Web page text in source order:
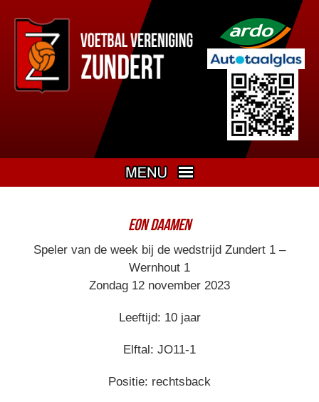
EON DAAMEN
Speler van de week bij de wedstrijd Zundert 1 –
Wernhout 1
Zondag 12 november 2023
Leeftijd: 10 jaar
Elftal: JO11-1
Positie: rechtsback